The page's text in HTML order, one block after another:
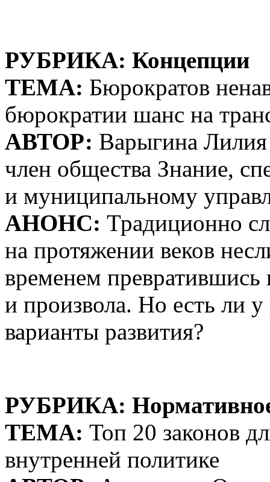
РУБРИКА: Концепции
ТЕМА: Бюрократов
бюрократии шанс на
АВТОР: Варыгина Лилия
член общества Знание,
и муниципальному
АНОНС: Традиционно
на протяжении веков
временем
и произвола. Но есть ли
варианты развития?
РУБРИКА: Нормативное
ТЕМА: Топ 20 законов
внутренней политике